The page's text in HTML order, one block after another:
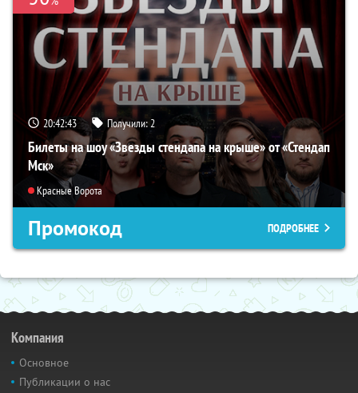
20:42:42 Получили:2
Билеты на шоу «Звезды стендапа на крыше» от «Стендап
Мск»
Красные Ворота
Промокод ПОДРОБНЕЕ
Компания
Основное
Публикации о нас